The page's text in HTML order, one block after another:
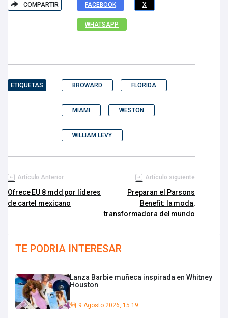
COMPARTIR FACEBOOK X
WHATSAPP
ETIQUETAS BROWARD FLORIDA
MIAMI WESTON
WILLIAM LEVY
Artículo Anterior
Ofrece EU 8 mdd por líderes
de cartel mexicano
Artículo siguiente
Preparan el Parsons
Benefit: la moda,
transformadora del mundo
TE PODRIA INTERESAR
Lanza Barbie muñeca inspirada en Whitney
Houston
9 Agosto 2026, 15:19